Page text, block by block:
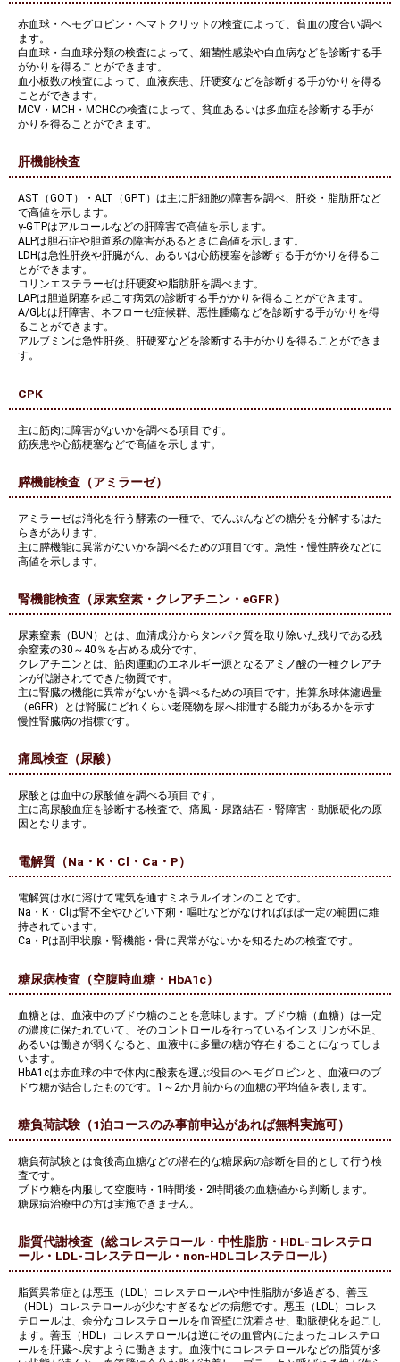
赤血球・ヘモグロビン・ヘマトクリットの検査によって、貧血の度合い調べ
ます。
白血球・白血球分類の検査によって、細菌性感染や白血病などを診断する手
がかりを得ることができます。
血小板数の検査によって、血液疾患、肝硬変などを診断する手がかりを得る
ことができます。
MCV・MCH・MCHCの検査によって、貧血あるいは多血症を診断する手が
かりを得ることができます。
肝機能検査
AST（GOT）・ALT（GPT）は主に肝細胞の障害を調べ、肝炎・脂肪肝など
で高値を示します。
γ-GTPはアルコールなどの肝障害で高値を示します。
ALPは胆石症や胆道系の障害があるときに高値を示します。
LDHは急性肝炎や肝臓がん、あるいは心筋梗塞を診断する手がかりを得るこ
とができます。
コリンエステラーゼは肝硬変や脂肪肝を調べます。
LAPは胆道閉塞を起こす病気の診断する手がかりを得ることができます。
A/G比は肝障害、ネフローゼ症候群、悪性腫瘍などを診断する手がかりを得
ることができます。
アルブミンは急性肝炎、肝硬変などを診断する手がかりを得ることができま
す。
CPK
主に筋肉に障害がないかを調べる項目です。
筋疾患や心筋梗塞などで高値を示します。
膵機能検査（アミラーゼ）
アミラーゼは消化を行う酵素の一種で、でんぷんなどの糖分を分解するはた
らきがあります。
主に膵機能に異常がないかを調べるための項目です。急性・慢性膵炎などに
高値を示します。
腎機能検査（尿素窒素・クレアチニン・eGFR）
尿素窒素（BUN）とは、血清成分からタンパク質を取り除いた残りである残
余窒素の30～40％を占める成分です。
クレアチニンとは、筋肉運動のエネルギー源となるアミノ酸の一種クレアチ
ンが代謝されてできた物質です。
主に腎臓の機能に異常がないかを調べるための項目です。推算糸球体濾過量
（eGFR）とは腎臓にどれくらい老廃物を尿へ排泄する能力があるかを示す
慢性腎臓病の指標です。
痛風検査（尿酸）
尿酸とは血中の尿酸値を調べる項目です。
主に高尿酸血症を診断する検査で、痛風・尿路結石・腎障害・動脈硬化の原
因となります。
電解質（Na・K・Cl・Ca・P）
電解質は水に溶けて電気を通すミネラルイオンのことです。
Na・K・Clは腎不全やひどい下痢・嘔吐などがなければほぼ一定の範囲に維
持されています。
Ca・Pは副甲状腺・腎機能・骨に異常がないかを知るための検査です。
糖尿病検査（空腹時血糖・HbA1c）
血糖とは、血液中のブドウ糖のことを意味します。ブドウ糖（血糖）は一定
の濃度に保たれていて、そのコントロールを行っているインスリンが不足、
あるいは働きが弱くなると、血液中に多量の糖が存在することになってしま
います。
HbA1cは赤血球の中で体内に酸素を運ぶ役目のヘモグロビンと、血液中のブ
ドウ糖が結合したものです。1～2か月前からの血糖の平均値を表します。
糖負荷試験（1泊コースのみ事前申込があれば無料実施可）
糖負荷試験とは食後高血糖などの潜在的な糖尿病の診断を目的として行う検
査です。
ブドウ糖を内服して空腹時・1時間後・2時間後の血糖値から判断します。
糖尿病治療中の方は実施できません。
脂質代謝検査（総コレステロール・中性脂肪・HDL-コレステロ
ール・LDL-コレステロール・non-HDLコレステロール）
脂質異常症とは悪玉（LDL）コレステロールや中性脂肪が多過ぎる、善玉
（HDL）コレステロールが少なすぎるなどの病態です。悪玉（LDL）コレス
テロールは、余分なコレステロールを血管壁に沈着させ、動脈硬化を起こし
ます。善玉（HDL）コレステロールは逆にその血管内にたまったコレステロ
ールを肝臓へ戻すように働きます。血液中にコレステロールなどの脂質が多